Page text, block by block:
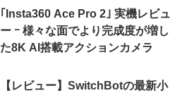
｢Insta360 Ace Pro 2｣ 実機レビュ
ー ｰ 様々な面でより完成度が増し
た8K AI搭載アクションカメラ
【レビュー】SwitchBotの最新小